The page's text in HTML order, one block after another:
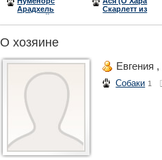
Арадхель
Эль-Фейниер
(Белла)
Скарлетт из
О хозяине
Евгения ,
Собаки 1